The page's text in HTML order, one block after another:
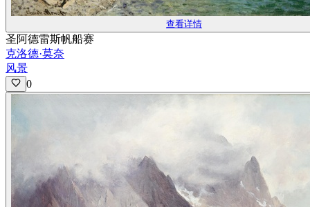
查看详情
圣阿德雷斯帆船赛
克洛德·莫奈
风景
0